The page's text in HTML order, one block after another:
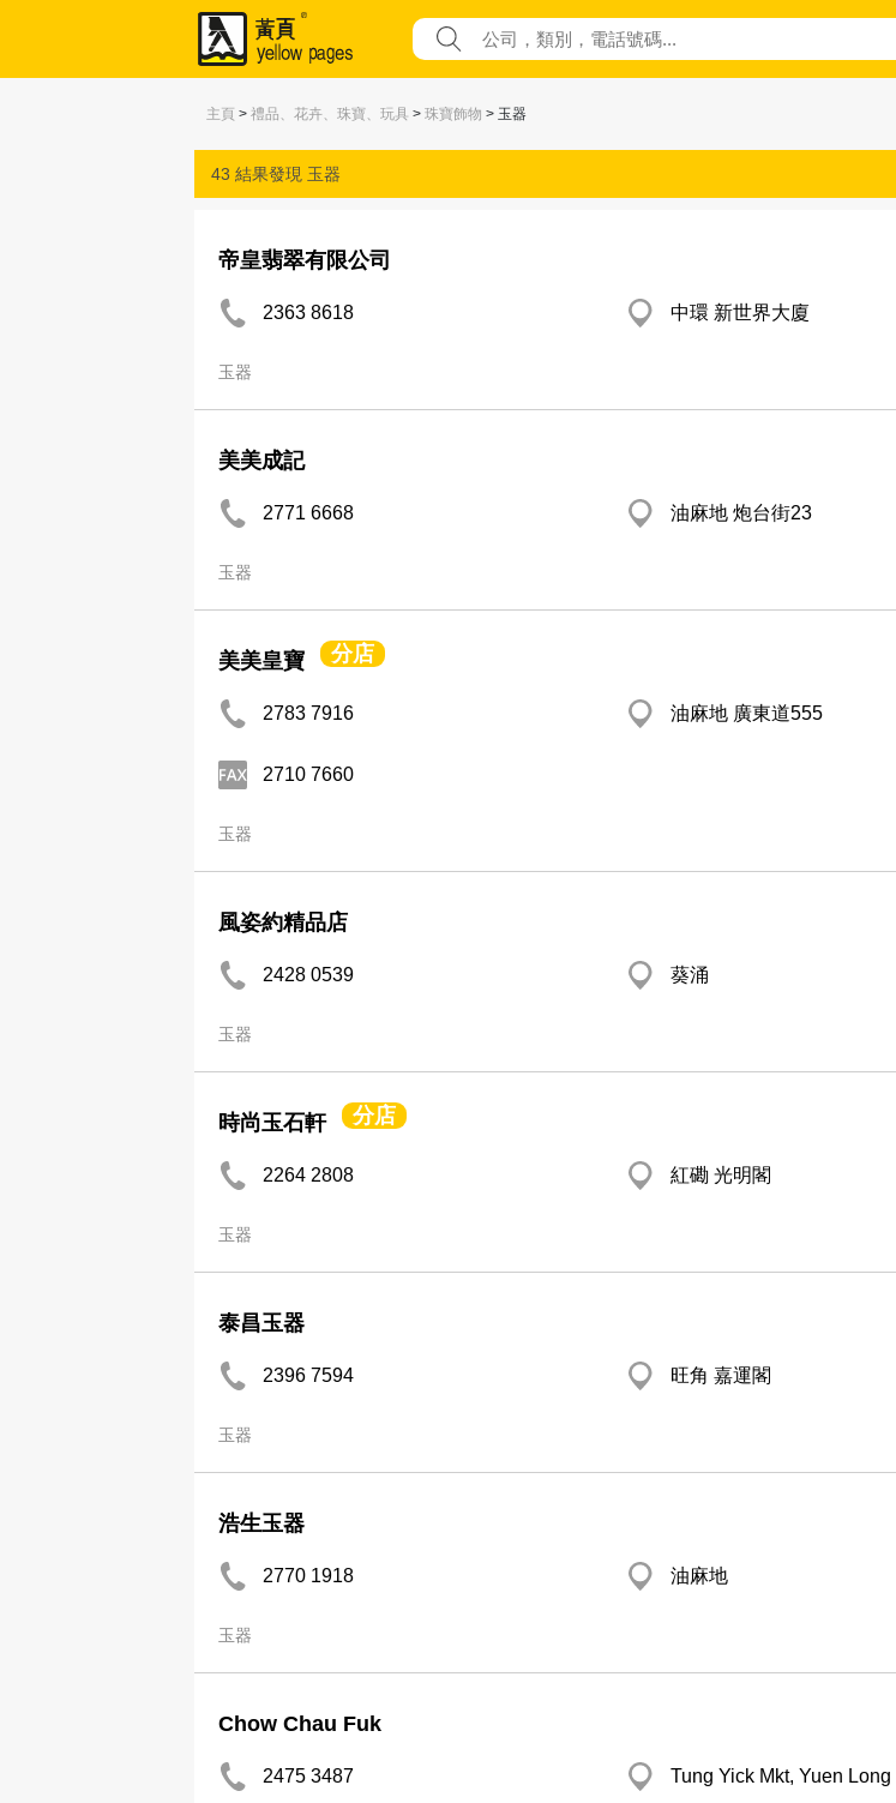
主頁 > 禮品、花卉、珠寶、玩具 > 珠寶飾物 > 玉器
43 結果發現 玉器
帝皇翡翠有限公司
2363 8618 中環 新世界大廈
玉器
美美成記
2771 6668 油麻地 炮台街23
玉器
美美皇寶 分店
2783 7916 油麻地 廣東道555
2710 7660
玉器
風姿約精品店
2428 0539 葵涌
玉器
時尚玉石軒 分店
2264 2808 紅磡 光明閣
玉器
泰昌玉器
2396 7594 旺角 嘉運閣
玉器
浩生玉器
2770 1918 油麻地
玉器
Chow Chau Fuk
2475 3487 Tung Yick Mkt, Yuen Long